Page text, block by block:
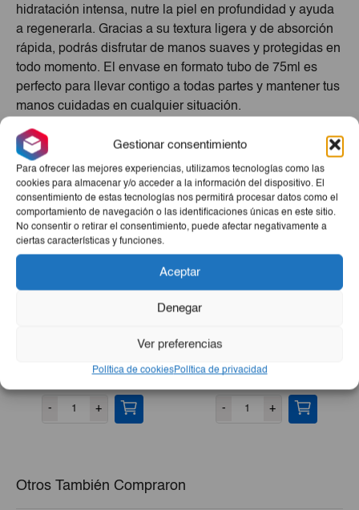
Gestionar consentimiento
Para ofrecer las mejores experiencias, utilizamos tecnologías como las
cookies para almacenar y/o acceder a la información del dispositivo. El
consentimiento de estas tecnologías nos permitirá procesar datos como el
comportamiento de navegación o las identificaciones únicas en este sitio.
No consentir o retirar el consentimiento, puede afectar negativamente a
ciertas características y funciones.
Aceptar
Denegar
Ver preferencias
Política de cookiesPolítica de privacidad
hidratación intensa, nutre la piel en profundidad y ayuda
a regenerarla. Gracias a su textura ligera y de absorción
rápida, podrás disfrutar de manos suaves y protegidas en
todo momento. El envase en formato tubo de 75ml es
perfecto para llevar contigo a todas partes y mantener tus
manos cuidadas en cualquier situación.
Productos Relacionados
Jabón De Lavar Jumbo
- + - +
Otros También Compraron